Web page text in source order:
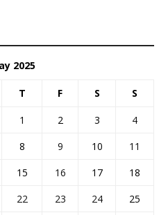
2025
T F S S
1 2 3
4
8 9 10
11
15 16 17
18
22 23 24
25